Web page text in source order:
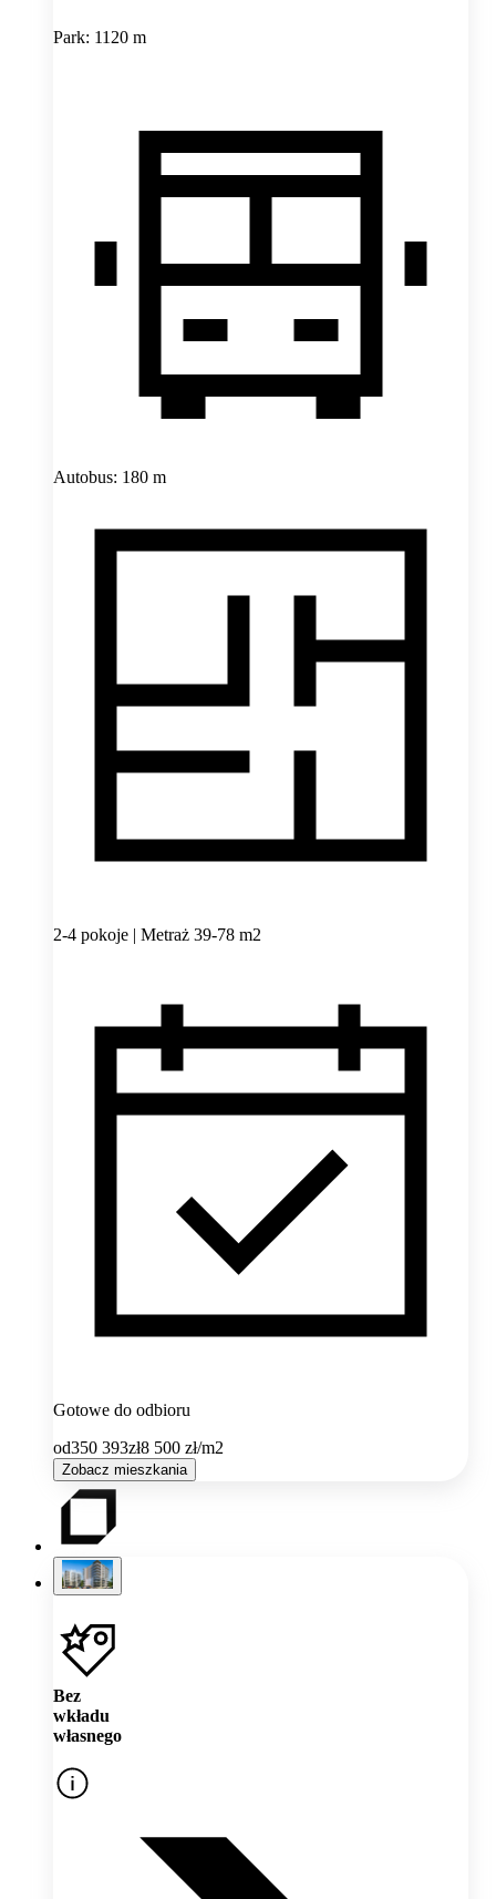
Park: 1120 m
Autobus: 180 m
2-4 pokoje | Metraż 39-78 m2
Gotowe do odbioru
od350 393zł8 500 zł/m2
Zobacz mieszkania
Bez
wkładu
własnego